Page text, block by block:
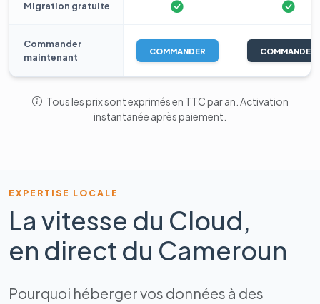
Migration gratuite
Commander
maintenant
COMMANDER COMMANDER
Tous les prix sont exprimés en TTC par an. Activation
instantanée après paiement.
EXPERTISE LOCALE
La vitesse du Cloud,
en direct du Cameroun
Pourquoi héberger vos données à des